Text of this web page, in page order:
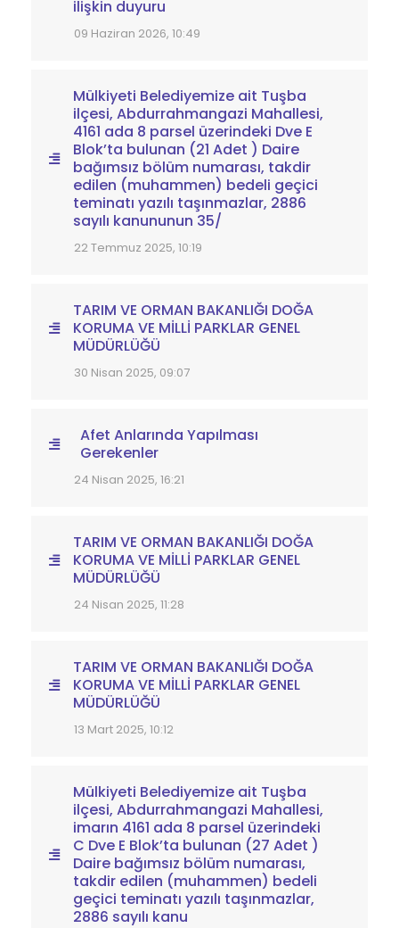
ilişkin duyuru
09 Haziran 2026, 10:49
Mülkiyeti Belediyemize ait Tuşba
ilçesi, Abdurrahmangazi Mahallesi,
4161 ada 8 parsel üzerindeki Dve E
Blok’ta bulunan (21 Adet ) Daire
bağımsız bölüm numarası, takdir
edilen (muhammen) bedeli geçici
teminatı yazılı taşınmazlar, 2886
sayılı kanununun 35/
22 Temmuz 2025, 10:19
TARIM VE ORMAN BAKANLIĞI DOĞA
KORUMA VE MİLLİ PARKLAR GENEL
MÜDÜRLÜĞÜ
30 Nisan 2025, 09:07
Afet Anlarında Yapılması
Gerekenler
24 Nisan 2025, 16:21
TARIM VE ORMAN BAKANLIĞI DOĞA
KORUMA VE MİLLİ PARKLAR GENEL
MÜDÜRLÜĞÜ
24 Nisan 2025, 11:28
TARIM VE ORMAN BAKANLIĞI DOĞA
KORUMA VE MİLLİ PARKLAR GENEL
MÜDÜRLÜĞÜ
13 Mart 2025, 10:12
Mülkiyeti Belediyemize ait Tuşba
ilçesi, Abdurrahmangazi Mahallesi,
imarın 4161 ada 8 parsel üzerindeki
C Dve E Blok’ta bulunan (27 Adet )
Daire bağımsız bölüm numarası,
takdir edilen (muhammen) bedeli
geçici teminatı yazılı taşınmazlar,
2886 sayılı kanu